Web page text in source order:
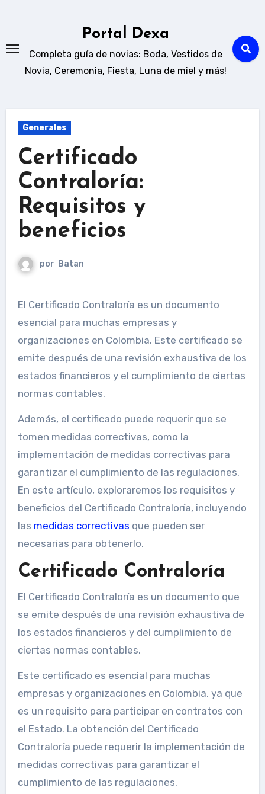
Portal Dexa
Completa guía de novias: Boda, Vestidos de
Novia, Ceremonia, Fiesta, Luna de miel y más!
Generales
Certificado
Contraloría:
Requisitos y
beneficios
por Batan
El Certificado Contraloría es un documento
esencial para muchas empresas y
organizaciones en Colombia. Este certificado se
emite después de una revisión exhaustiva de los
estados financieros y el cumplimiento de ciertas
normas contables.
Además, el certificado puede requerir que se
tomen medidas correctivas, como la
implementación de medidas correctivas para
garantizar el cumplimiento de las regulaciones.
En este artículo, exploraremos los requisitos y
beneficios del Certificado Contraloría, incluyendo
las medidas correctivas que pueden ser
necesarias para obtenerlo.
Certificado Contraloría
El Certificado Contraloría es un documento que
se emite después de una revisión exhaustiva de
los estados financieros y del cumplimiento de
ciertas normas contables.
Este certificado es esencial para muchas
empresas y organizaciones en Colombia, ya que
es un requisito para participar en contratos con
el Estado. La obtención del Certificado
Contraloría puede requerir la implementación de
medidas correctivas para garantizar el
cumplimiento de las regulaciones.